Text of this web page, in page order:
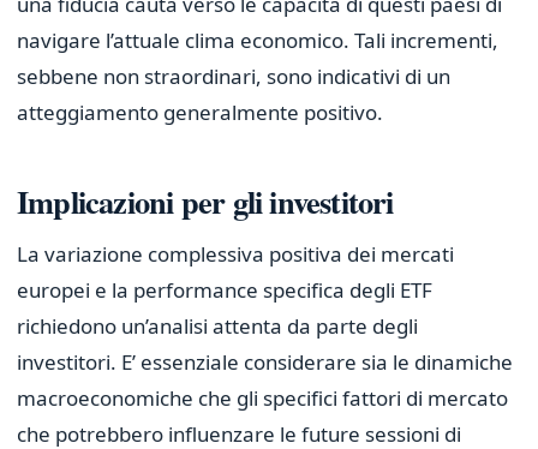
navigare l’attuale clima economico. Tali incrementi,
sebbene non straordinari, sono indicativi di un
atteggiamento generalmente positivo.
Implicazioni per gli investitori
La variazione complessiva positiva dei mercati
europei e la performance specifica degli ETF
richiedono un’analisi attenta da parte degli
investitori. E’ essenziale considerare sia le dinamiche
macroeconomiche che gli specifici fattori di mercato
che potrebbero influenzare le future sessioni di